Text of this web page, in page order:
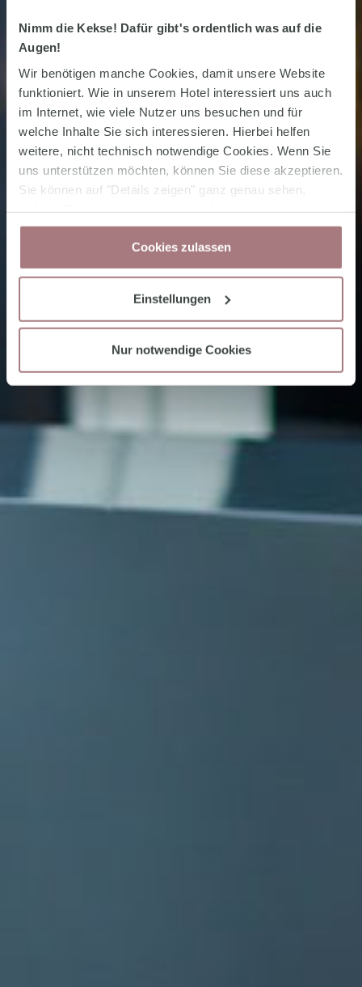
Nimm die Kekse! Dafür gibt's ordentlich was auf die
Augen!
Wir benötigen manche Cookies, damit unsere Website
funktioniert. Wie in unserem Hotel interessiert uns auch
im Internet, wie viele Nutzer uns besuchen und für
welche Inhalte Sie sich interessieren. Hierbei helfen
weitere, nicht technisch notwendige Cookies. Wenn Sie
uns unterstützen möchten, können Sie diese akzeptieren.
Sie können auf "Details zeigen" ganz genau sehen,
Datenschutzerklärungjederzeit Ihre Zustimmung
wieder zurücknehmen.Cookies zulassen
Einstellungen
Nur notwendige Cookies